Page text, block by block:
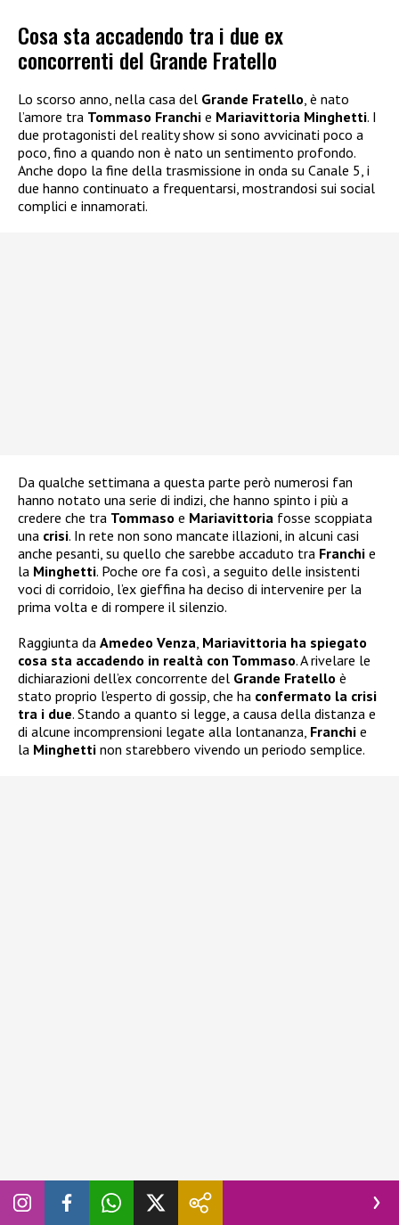
Cosa sta accadendo tra i due ex
concorrenti del Grande Fratello
Lo scorso anno, nella casa del Grande Fratello , è nato
l’amore tra Tommaso Franchi e Mariavittoria Minghetti. I
due protagonisti del reality show si sono avvicinati poco a
poco, fino a quando non è nato un sentimento profondo.
Anche dopo la fine della trasmissione in onda su Canale 5, i
due hanno continuato a frequentarsi, mostrandosi sui social
complici e innamorati.
Da qualche settimana a questa parte però numerosi fan
hanno notato una serie di indizi, che hanno spinto i più a
credere che tra Tommaso e Mariavittoria fosse scoppiata
una crisi. In rete non sono mancate illazioni, in alcuni casi
anche pesanti, su quello che sarebbe accaduto tra Franchi e
la Minghetti. Poche ore fa così, a seguito delle insistenti
voci di corridoio, l’ex gieffina ha deciso di intervenire per la
prima volta e di rompere il silenzio.
Raggiunta da Amedeo Venza Mariavittoria ha spiegato
cosa sta accadendo in realtà con Tommaso. A rivelare le
dichiarazioni dell’ex concorrente del Grande Fratello è
stato proprio l’esperto di gossip, che ha confermato la crisi
tra i due. Stando a quanto si legge, a causa della distanza e
di alcune incomprensioni legate alla lontananza, Franchi e
la Minghetti non starebbero vivendo un periodo semplice.